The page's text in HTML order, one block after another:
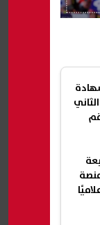
الدور الثاني